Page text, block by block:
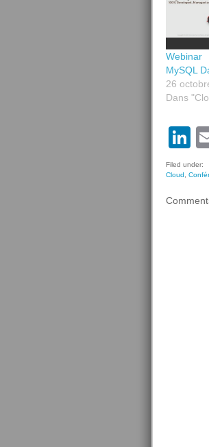
MySQL
26
Dans
Filed under:
Cloud